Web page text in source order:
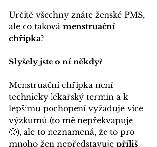
Určitě všechny znáte ženské PMS,
ale co taková menstruační
chřipka?
Slyšely jste o ní někdy?
Menstruační chřipka není
technicky lékařský termín a k
lepšímu pochopení vyžaduje více
výzkumů (to mě nepřekvapuje
🙄), ale to neznamená, že to pro
mnoho žen nepředstavuje příliš